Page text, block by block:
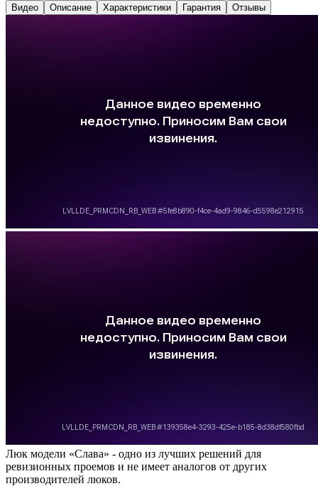
Видео Описание Характеристики Гарантия Отзывы
Люк модели «Слава» - одно из лучших решений для
ревизионных проемов и не имеет аналогов от других
производителей люков.